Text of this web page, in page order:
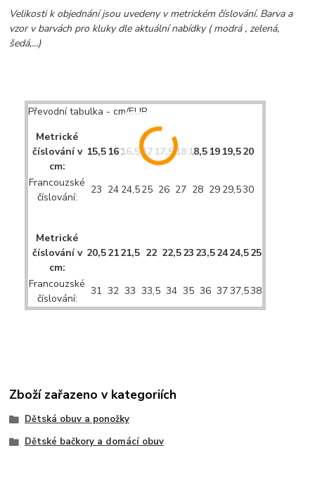
Velikosti k objednání jsou uvedeny v metrickém číslování. Barva a
vzor v barvách pro kluky dle aktuální nabídky ( modrá , zelená,
šedá,...)
Převodní tabulka - cm/EUR
Metrické
číslování v
cm:
15,5 16 16,517 17,518 18,5 19 19,520
Francouzské
číslování:
23 24 24,525 26 27 28 29 29,530
Metrické
číslování v
cm:
20,52121,5 22 22,523 23,52424,525
Francouzské
číslování:
31 32 33 33,5 34 35 36 3737,538
Zboží zařazeno v kategoriích
Dětská obuv a ponožky
Dětské bačkory a domácí obuv